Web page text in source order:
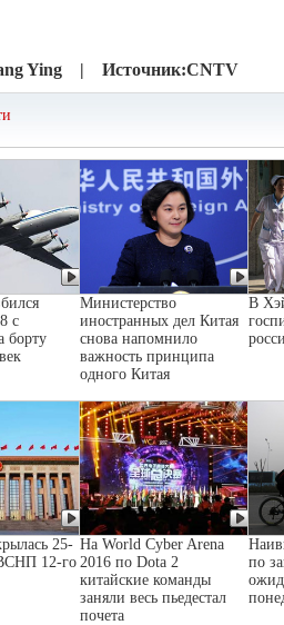
Ying | Источник:CNTV
с
борту
Министерство
иностранных дел Китая
снова напомнило
важность принципа
одного Китая
В
25-
12-го
На World Cyber Arena
2016 по Dota 2
китайские команды
заняли весь пьедестал
почета
по